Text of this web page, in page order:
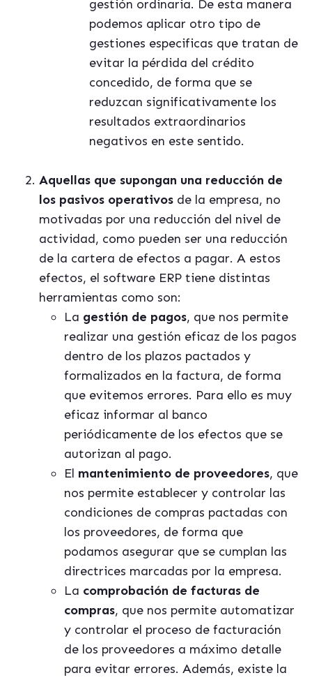
gestión ordinaria. De esta manera
podemos aplicar otro tipo de
gestiones especificas que tratan de
evitar la pérdida del crédito
concedido, de forma que se
reduzcan significativamente los
resultados extraordinarios
negativos en este sentido.
Aquellas que supongan una reducción de
los pasivos operativos de la empresa, no
motivadas por una reducción del nivel de
actividad, como pueden ser una reducción
de la cartera de efectos a pagar. A estos
efectos, el software ERP tiene distintas
herramientas como son:
La gestión de pagos, que nos permite
realizar una gestión eficaz de los pagos
dentro de los plazos pactados y
formalizados en la factura, de forma
que evitemos errores. Para ello es muy
eficaz informar al banco
periódicamente de los efectos que se
autorizan al pago.
El mantenimiento de proveedores, que
nos permite establecer y controlar las
condiciones de compras pactadas con
los proveedores, de forma que
podamos asegurar que se cumplan las
directrices marcadas por la empresa.
La comprobación de facturas de
compras, que nos permite automatizar
y controlar el proceso de facturación
de los proveedores a máximo detalle
para evitar errores. Además, existe la